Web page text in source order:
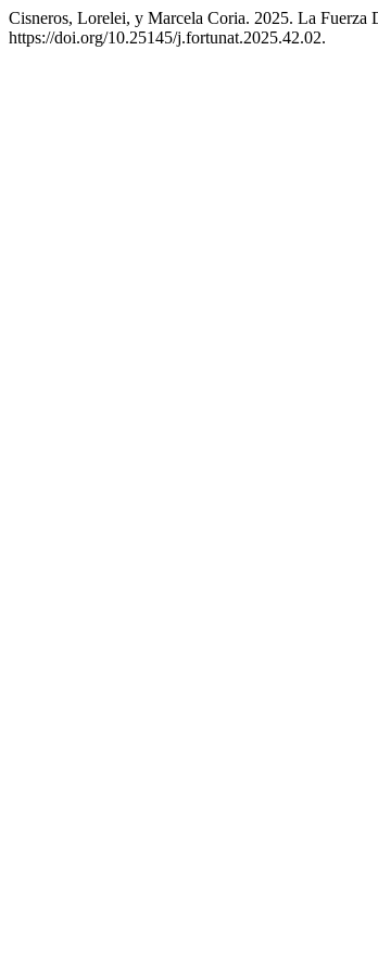
Cisneros, Lorelei, y Marcela Coria. 2025. La Fuerza
https://doi.org/10.25145/j.fortunat.2025.42.02.